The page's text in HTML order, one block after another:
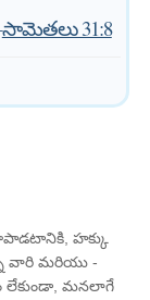
సామెతలు 31:8
హక్కు
వారి మరియు -
లేకుండా, మనలాగే